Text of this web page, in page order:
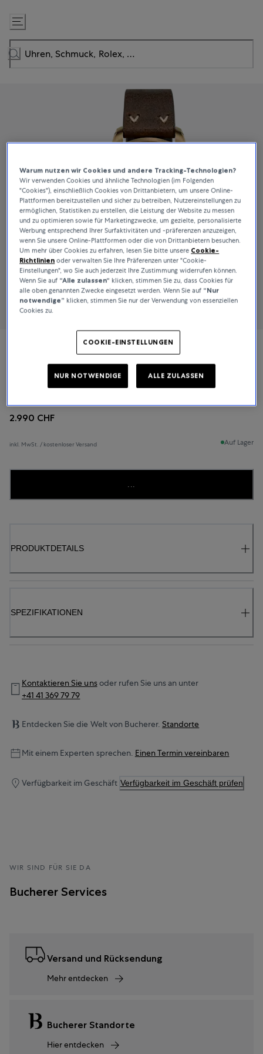
Zum
Inhalt
springen
2.990 CHF
inkl. MwSt. / kostenloser Versand Auf Lager
...
PRODUKTDETAILS
SPEZIFIKATIONEN
Kontaktieren Sie unsoder rufen Sie uns an unter
+41 41 369 79 79
Entdecken Sie die Welt von Bucherer. Standorte
Mit einem Experten sprechen. Einen Termin vereinbaren
Verfügbarkeit im Geschäft Verfügbarkeit im Geschäft prüfen
WIR SIND FÜR SIE DA
Bucherer Services
Versand und Rücksendung
Mehr entdecken
Bucherer Standorte
Hier entdecken
Warum nutzen wir Cookies und andere Tracking-Technologien?
Wir verwenden Cookies und ähnliche Technologien (im Folgenden
"Cookies"), einschließlich Cookies von Drittanbietern, um unsere Online-
Plattformen bereitzustellen und sicher zu betreiben, Nutzereinstellungen zu
ermöglichen, Statistiken zu erstellen, die Leistung der Website zu messen
und zu optimieren sowie für Marketingzwecke, um gezielte, personalisierte
Werbung entsprechend Ihrer Surfaktivitäten und -präferenzen anzuzeigen,
wenn Sie unsere Online-Plattformen oder die von Drittanbietern besuchen.
Um mehr über Cookies zu erfahren, lesen Sie bitte unsere Cookie-
Richtlinien oder verwalten Sie Ihre Präferenzen unter "Cookie-
Einstellungen", wo Sie auch jederzeit Ihre Zustimmung widerrufen können.
Wenn Sie auf “Alle zulassen“ klicken, stimmen Sie zu, dass Cookies für
alle oben genannten Zwecke eingesetzt werden. Wenn Sie auf “Nur
notwendige” klicken, stimmen Sie nur der Verwendung von essenziellen
Cookies zu.
COOKIE-EINSTELLUNGEN
NUR NOTWENDIGE ALLE ZULASSEN